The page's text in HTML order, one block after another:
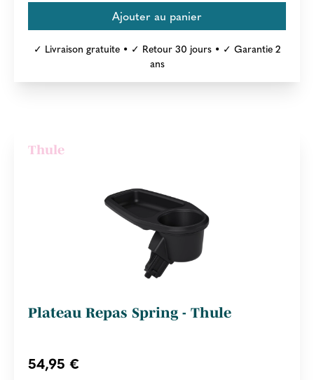
✓ Livraison gratuite • ✓ Retour 30 jours • ✓ Garantie 2
ans
Thule
Plateau Repas Spring - Thule
54,95 €